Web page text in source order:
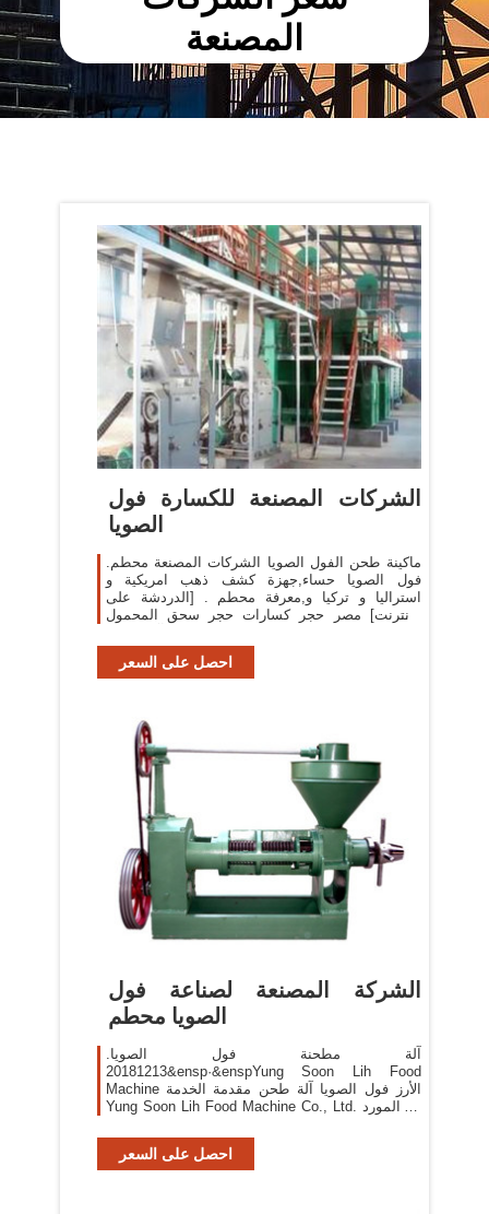
المصنعة
الشركات المصنعة للكسارة فول
الصويا
ماكينة طحن الفول الصويا الشركات المصنعة محطم.
فول الصويا حساء,جهزة كشف ذهب امريكية و
استراليا و تركيا و,معرفة محطم . [الدردشة على
الانترنت] مصر حجر كسارات حجر سحق المحمول
احصل على السعر
الشركة المصنعة لصناعة فول
الصويا محطم
آلة مطحنة فول الصويا.
20181213&ensp·&enspYung Soon Lih Food
Machine الأرز فول الصويا آلة طحن مقدمة الخدمة
Yung Soon Lih Food Machine Co., Ltd. هو المورد
احصل على السعر